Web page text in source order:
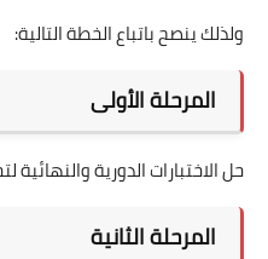
ولذلك ينصح باتباع الخطة التالية:
المرحلة الأولى
حل الاختبارات الدورية
المرحلة الثانية